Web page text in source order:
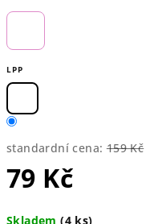
LPP
standardní cena: 159 Kč
79 Kč
Skladem(4 ks)